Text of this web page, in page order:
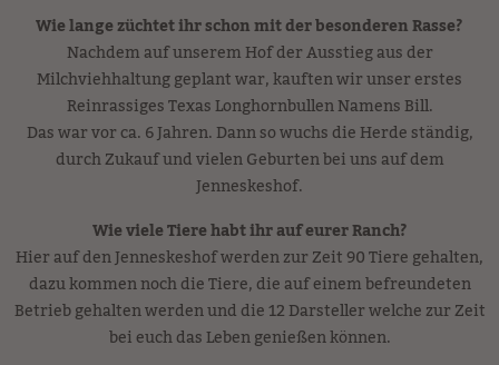
Wie lange züchtet ihr schon mit der besonderen Rasse?
Nachdem auf unserem Hof der Ausstieg aus der
Milchviehhaltung geplant war, kauften wir unser erstes
Reinrassiges Texas Longhornbullen Namens Bill.
Das war vor ca. 6 Jahren. Dann so wuchs die Herde ständig,
durch Zukauf und vielen Geburten bei uns auf dem
Jenneskeshof.
Wie viele Tiere habt ihr auf eurer Ranch?
Hier auf den Jenneskeshof werden zur Zeit 90 Tiere gehalten,
dazu kommen noch die Tiere, die auf einem befreundeten
Betrieb gehalten werden und die 12 Darsteller welche zur Zeit
bei euch das Leben genießen können.